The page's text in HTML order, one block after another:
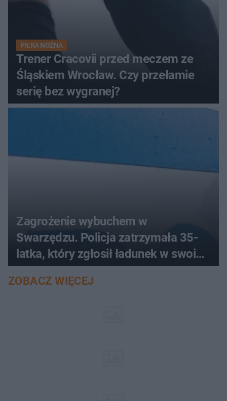
PIŁKA NOŻNA
Trener Cracovii przed meczem ze
Śląskiem Wrocław. Czy przełamie
serię bez wygranej?
Zagrożenie wybuchem w
Swarzędzu. Policja zatrzymała 35-
latka, który zgłosił ładunek w swoim
aucie
ZOBACZ WIĘCEJ